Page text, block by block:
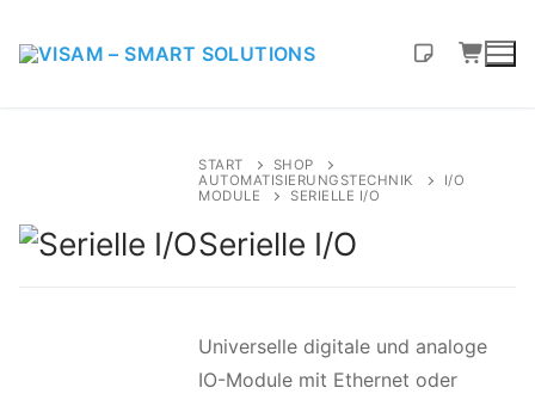
START
SHOP
AUTOMATISIERUNGSTECHNIK
I/O
MODULE
SERIELLE I/O
Serielle I/O
Universelle digitale und analoge
IO-Module mit Ethernet oder